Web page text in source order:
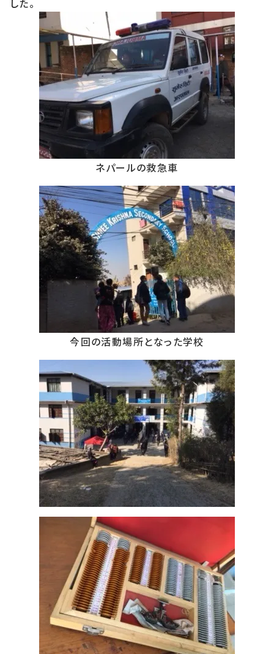
した。
ネパールの救急車
今回の活動場所となった学校